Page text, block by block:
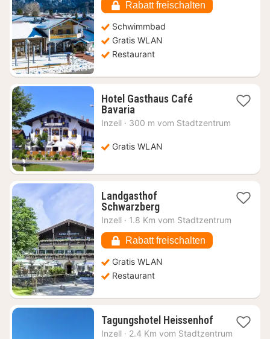
125,55
€
Rabatt freischalten
Schwimmbad
Gratis WLAN
Restaurant
Hotel Gasthaus Café
Bavaria1
Nacht
112,15
€
Inzell · 300 m vom Stadtzentrum
Gratis WLAN
Landgasthof
Schwarzberg1
Nacht
136,29
€
Inzell · 1.8 Km vom Stadtzentrum
Rabatt freischalten
Gratis WLAN
Restaurant
Tagungshotel Heissenhof1
Nacht
Inzell · 2.4 Km vom Stadtzentrum